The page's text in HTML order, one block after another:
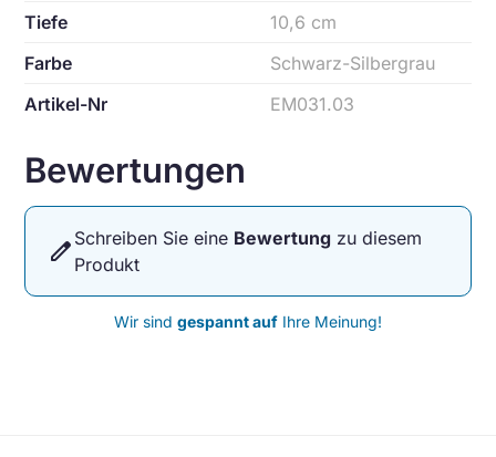
Tiefe
10,6 cm
Farbe
Schwarz-Silbergrau
Artikel-Nr
EM031.03
Bewertungen
edit Schreiben Sie eine Bewertung zu diesem
Produkt
Wir sind gespannt auf Ihre Meinung!